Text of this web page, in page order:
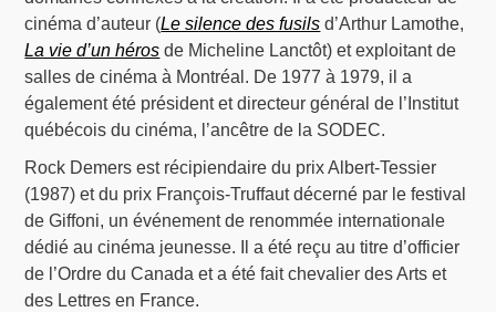
cinéma d’auteur (Le silence des fusils d’Arthur Lamothe,
La vie d’un héros de Micheline Lanctôt) et exploitant de
salles de cinéma à Montréal. De 1977 à 1979, il a
également été président et directeur général de l’Institut
québécois du cinéma, l’ancêtre de la SODEC.
Rock Demers est récipiendaire du prix Albert-Tessier
(1987) et du prix François-Truffaut décerné par le festival
de Giffoni, un événement de renommée internationale
dédié au cinéma jeunesse. Il a été reçu au titre d’officier
de l’Ordre du Canada et a été fait chevalier des Arts et
des Lettres en France.